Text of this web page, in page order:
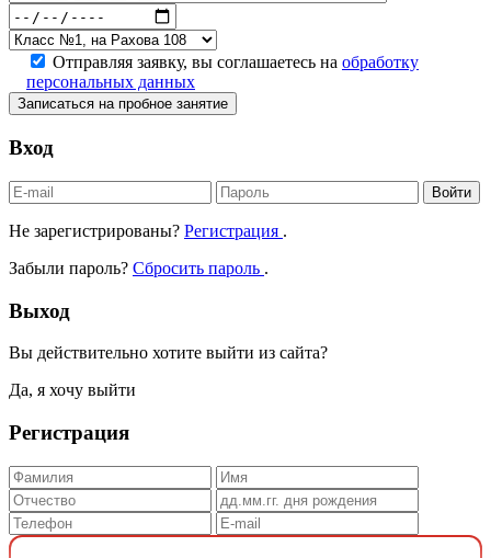
Отправляя заявку, вы соглашаетесь на обработку
персональных данных
Записаться на пробное занятие
Вход
Войти
Не зарегистрированы? Регистрация .
Забыли пароль? Сбросить пароль .
Выход
Вы действительно хотите выйти из сайта?
Да, я хочу выйти
Регистрация